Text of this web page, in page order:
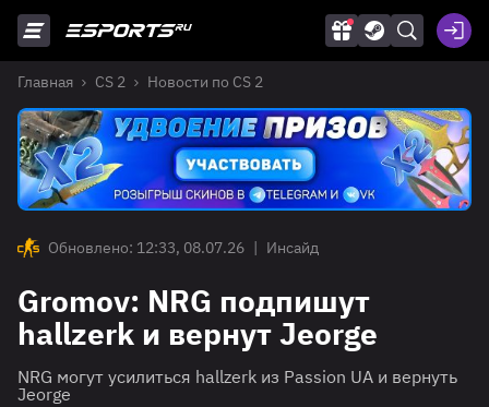
Главная CS 2 Новости по CS 2
Обновлено: 12:33, 08.07.26 | Инсайд
Gromov: NRG подпишут
hallzerk и вернут Jeorge
NRG могут усилиться hallzerk из Passion UA и вернуть
Jeorge